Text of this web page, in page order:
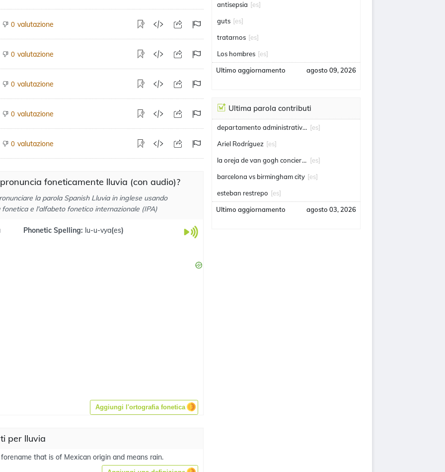
0 valutazione
0 valutazione
0 valutazione
0 valutazione
0 valutazione
foneticamente lluvia (con audio)?
la parola Spanish Lluvia in inglese usando
e l'alfabeto fonetico internazionale (IPA)
Phonetic Spelling: lu-u-vya(es)
Aggiungi l'ortografia fonetica
per lluvia
that is of Mexican origin and means rain.
antisepsia [es]
guts [es]
tratarnos [es]
Los hombres [es]
Ultimo aggiornamento agosto 09, 2026
Ultima parola contributi
departamento administrativo de seguridad [es]
Ariel Rodríguez [es]
la oreja de van gogh conciertos [es]
barcelona vs birmingham city [es]
esteban restrepo [es]
Ultimo aggiornamento agosto 03, 2026